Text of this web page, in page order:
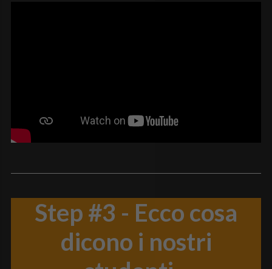
Step #3 - Ecco cosa
dicono i nostri